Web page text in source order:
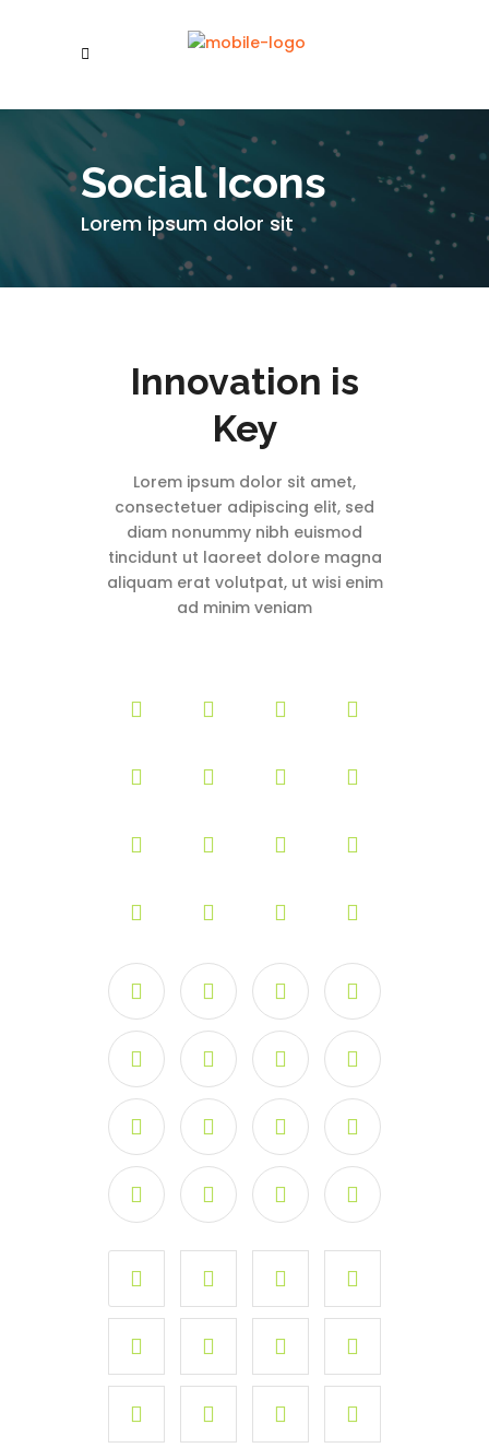
Social Icons
Lorem ipsum dolor sit
Innovation is
Key
Lorem ipsum dolor sit amet,
consectetuer adipiscing elit, sed
diam nonummy nibh euismod
tincidunt ut laoreet dolore magna
aliquam erat volutpat, ut wisi enim
ad minim veniam